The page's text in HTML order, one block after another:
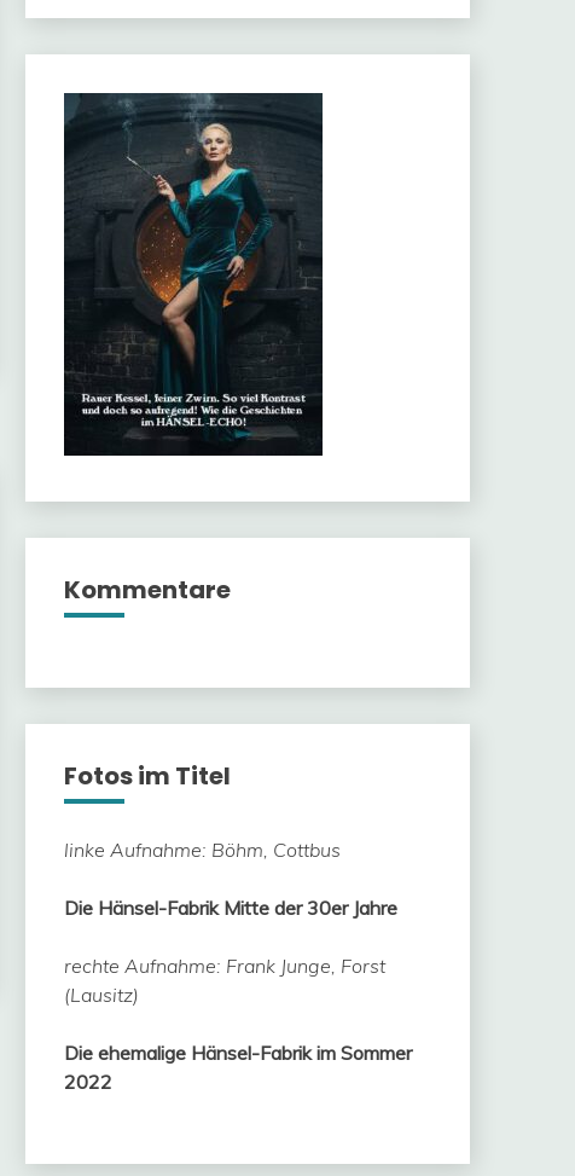
Kommentare
Fotos im Titel
linke Aufnahme: Böhm, Cottbus
Die Hänsel-Fabrik Mitte der 30er Jahre
rechte Aufnahme: Frank Junge, Forst
(Lausitz)
Die ehemalige Hänsel-Fabrik im Sommer
2022